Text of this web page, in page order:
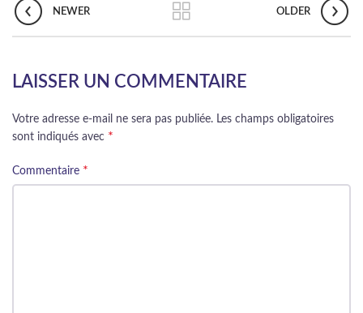
NEWER OLDER
LAISSER UN COMMENTAIRE
Votre adresse e-mail ne sera pas publiée. Les champs obligatoires
sont indiqués avec *
Commentaire *